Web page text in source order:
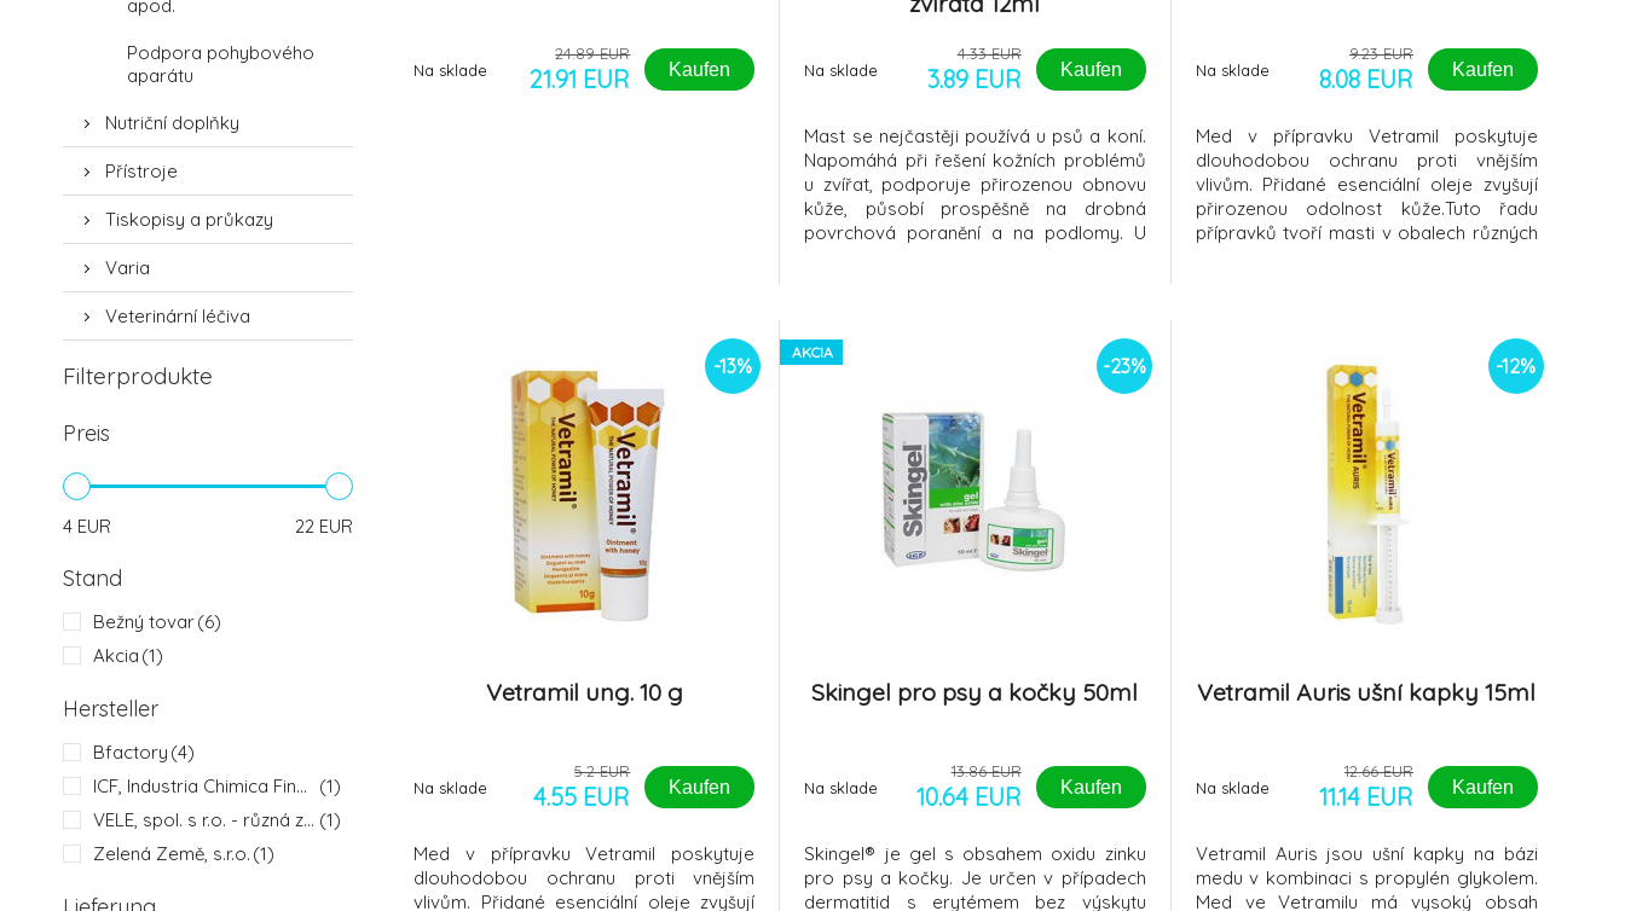
apod.
Podpora pohybového
aparátu
Nutriční doplňky
Přístroje
Tiskopisy a průkazy
Varia
Veterinární léčiva
Filterprodukte
Preis
4 EUR 22 EUR
Stand
Bežný tovar(6)
Akcia (1)
Hersteller
Bfactory (4)
ICF, Industria Chimica Fine s.r.i.
(1)
VELE, spol. s r.o. - různá zastoupení (1)
Zelená Země, s.r.o. (1)
Na sklade
24.89 EUR
21.91 EUR Kaufen Na sklade
4.33 EUR
3.89 EUR Kaufen
Mast se nejčastěji používá u psů a koní.
Napomáhá při řešení kožních problémů
u zvířat, podporuje přirozenou obnovu
kůže, působí prospěšně na drobná
povrchová poranění a na podlomy. U
zimě
Na sklade
9.23 EUR
8.08 EUR Kaufen
Med v přípravku Vetramil poskytuje
dlouhodobou ochranu proti vnějším
vlivům. Přidané esenciální oleje zvyšují
přirozenou odolnost kůže.Tuto řadu
přípravků tvoří masti v obalech různých
-13%
Vetramil ung. 10 g
Na sklade
5.2 EUR
4.55 EUR Kaufen
Med v přípravku Vetramil poskytuje
dlouhodobou ochranu proti vnějším
vlivům. Přidané esenciální oleje zvyšují
AKCIA
-23%
Skingel pro psy a kočky 50ml
Na sklade
13.86 EUR
10.64 EUR Kaufen
Skingel® je gel s obsahem oxidu zinku
pro psy a kočky. Je určen v případech
dermatitid s erytémem bez výskytu
-12%
Vetramil Auris ušní kapky 15ml
Na sklade
12.66 EUR
11.14 EUR Kaufen
Vetramil Auris jsou ušní kapky na bázi
medu v kombinaci s propylén glykolem.
Med ve Vetramilu má vysoký obsah